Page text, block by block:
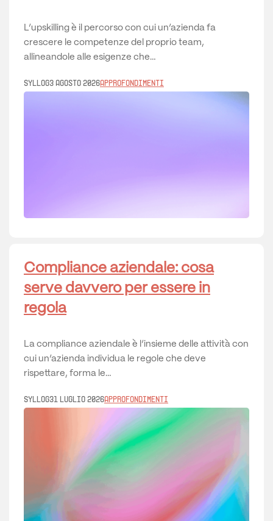
L’upskilling è il percorso con cui un’azienda fa
crescere le competenze del proprio team,
allineandole alle esigenze che…
Syllog3 Agosto 2026Approfondimenti
Compliance aziendale: cosa
serve davvero per essere in
regola
La compliance aziendale è l’insieme delle attività con
cui un’azienda individua le regole che deve
rispettare, forma le…
Syllog31 Luglio 2026Approfondimenti